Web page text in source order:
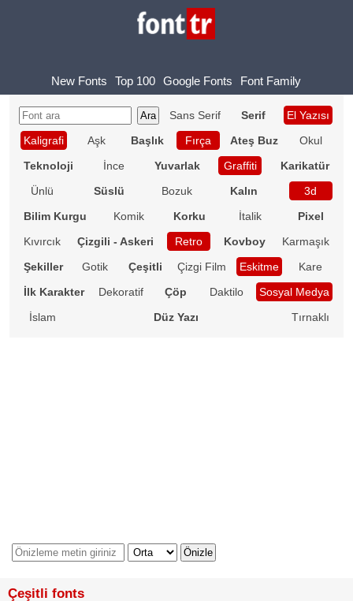
New Fonts Top 100 Google Fonts Font Family
Sans Serif Serif
El Yazısı
Kaligrafi
Aşk Başlık Fırça Ateş Buz
Okul
Teknoloji
İnce Yuvarlak Graffiti
Karikatür
Ünlü
Süslü Bozuk Kalın
3d
Bilim Kurgu
Komik Korku İtalik
Pixel
Kıvırcık
Çizgili - Askeri Retro Kovboy
Karmaşık
Şekiller
Gotik Çeşitli Çizgi Film Eskitme
Kare
İlk Karakter
Dekoratif Çöp Daktilo
Sosyal Medya
İslam
Düz Yazı Tırnaklı
Çeşitli fonts